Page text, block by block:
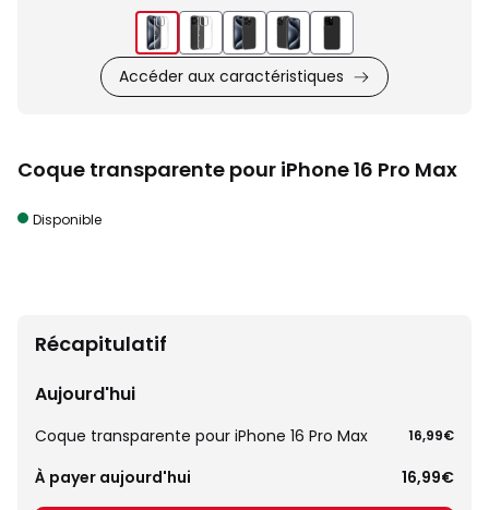
Accéder aux caractéristiques
Coque transparente pour iPhone 16 Pro Max
Disponible
Récapitulatif
Aujourd'hui
Coque transparente pour iPhone 16 Pro Max 16,99€
À payer aujourd'hui 16,99€